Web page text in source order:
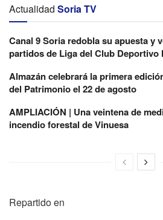
Actualidad Soria TV
Canal 9 Soria redobla su apuesta y
partidos de Liga del Club Deportivo
Almazán celebrará la primera
del Patrimonio el 22 de agosto
AMPLIACIÓN | Una veintena de
incendio forestal de Vinuesa
Repartido en